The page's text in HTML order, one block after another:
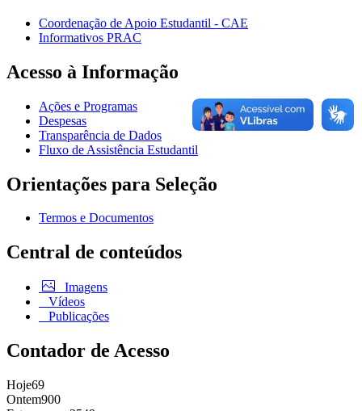
Coordenação de Apoio Estudantil - CAE
Informativos PRAC
Acesso à Informação
Ações e Programas
Despesas
Transparência de Dados
Fluxo de Assistência Estudantil
Orientações para Seleção
Termos e Documentos
Central de conteúdos
Imagens
Vídeos
Publicações
Contador de Acesso
Hoje69
Ontem900